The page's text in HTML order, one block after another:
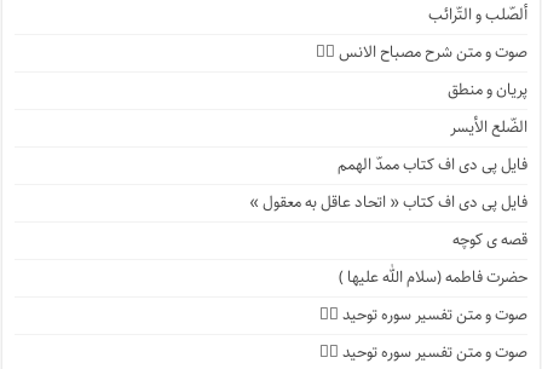
ألصّلب و التّرائب
صوت و متن شرح مصباح الانس ۹️⃣
پریان و منطق
الضّلع الأیسر
فایل پی دی اف کتاب ممدّ الهمم
فایل پی دی اف کتاب « اتحاد عاقل به معقول »
قصه ی کوچه
حضرت فاطمه (سلام الله علیها )
صوت و متن تفسیر سوره توحید ۴️⃣
صوت و متن تفسیر سوره توحید ۳️⃣